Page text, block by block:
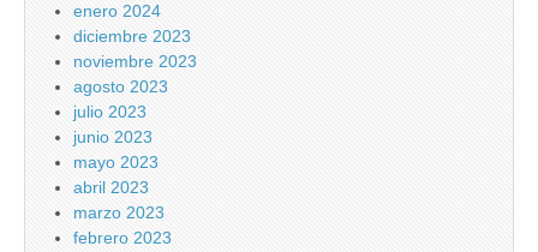
enero 2024
diciembre 2023
noviembre 2023
agosto 2023
julio 2023
junio 2023
mayo 2023
abril 2023
marzo 2023
febrero 2023